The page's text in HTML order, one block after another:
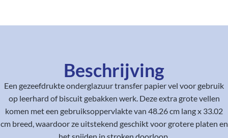
Beschrijving
Een gezeefdrukte onderglazuur transfer papier vel voor gebruik
op leerhard of biscuit gebakken werk. Deze extra grote vellen
komen met een gebruiksoppervlakte van 48.26 cm lang x 33.02
cm breed, waardoor ze uitstekend geschikt voor grotere platen en
het snijden in stroken doorloop.